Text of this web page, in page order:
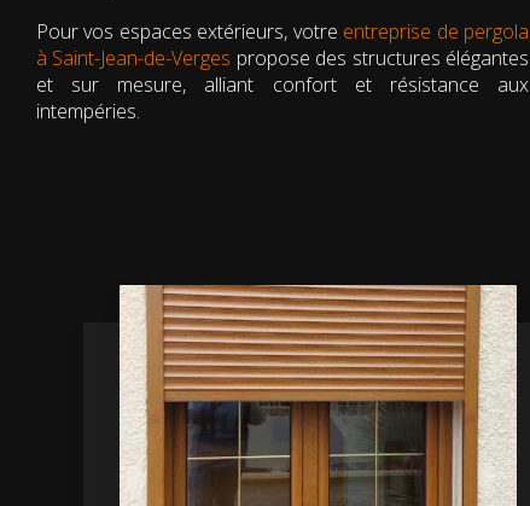
Pour vos espaces extérieurs, votre entreprise de pergola
à Saint-Jean-de-Verges propose des structures élégantes
et sur mesure, alliant confort et résistance aux
intempéries.